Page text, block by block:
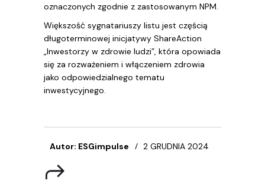
oznaczonych zgodnie z zastosowanym NPM.
Większość sygnatariuszy listu jest częścią
długoterminowej inicjatywy ShareAction
„Inwestorzy w zdrowie ludzi”, która opowiada
się za rozważeniem i włączeniem zdrowia
jako odpowiedzialnego tematu
inwestycyjnego.
Autor: ESGimpulse 2 GRUDNIA 2024